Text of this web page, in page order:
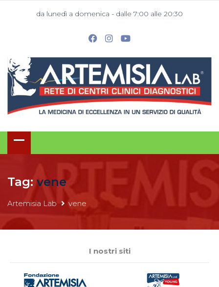
da lunedì a domenica - dalle 7:00 alle 20:30
Tag:vene
Artemisia Lab vene
I nostri siti